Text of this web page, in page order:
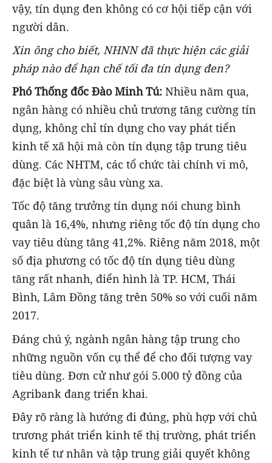
vậy, tín dụng đen không có cơ hội tiếp cận với
người dân.
Xin ông cho biết, NHNN đã thực hiện các giải
pháp nào để hạn chế tối đa tín dụng đen?
Phó Thống đốc Đào Minh Tú: Nhiều năm qua,
ngân hàng có nhiều chủ trương tăng cường tín
dụng, không chỉ tín dụng cho vay phát tiển
kinh tế xã hội mà còn tín dụng tập trung tiêu
dùng. Các NHTM, các tổ chức tài chính vi mô,
đặc biệt là vùng sâu vùng xa.
Tốc độ tăng trưởng tín dụng nói chung bình
quân là 16,4%, nhưng riêng tốc độ tín dụng cho
vay tiêu dùng tăng 41,2%. Riêng năm 2018, một
số địa phương có tốc độ tín dụng tiêu dùng
tăng rất nhanh, điển hình là TP. HCM, Thái
Bình, Lâm Đồng tăng trên 50% so với cuối năm
2017.
Đáng chú ý, ngành ngân hàng tập trung cho
những nguồn vốn cụ thể để cho đối tượng vay
tiêu dùng. Đơn cử như gói 5.000 tỷ đồng của
Agribank đang triển khai.
Đây rõ ràng là hướng đi đúng, phù hợp với chủ
trương phát triển kinh tế thị trường, phát triển
kinh tế tư nhân và tập trung giải quyết không